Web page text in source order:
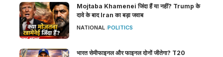
Mojtaba Khamenei जिंदा हैं या नहीं? Trump के
दावे के बाद Iran का बड़ा जवाब
NATIONAL POLITICS
भारत सेमीफाइनल और फाइनल दोनों जीतेगा? T20